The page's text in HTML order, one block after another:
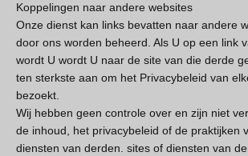
Koppelingen naar andere websites
Onze dienst kan links bevatten naar andere
door ons worden beheerd. Als U op een link
wordt U wordt U naar de site van die derde
ten sterkste aan om het Privacybeleid van
bezoekt.
Wij hebben geen controle over en zijn niet
de inhoud, het privacybeleid of de praktijken
diensten van derden. sites of diensten van